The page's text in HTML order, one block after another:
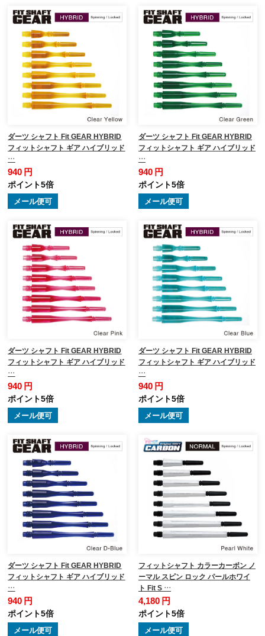
ダーツ シャフト Fit GEAR HYBRID
フィットシャフト ギア ハイブリッド
…
940 円
ポイント5倍
メール便可
ダーツ シャフト Fit GEAR HYBRID
フィットシャフト ギア ハイブリッド
…
940 円
ポイント5倍
メール便可
ダーツ シャフト Fit GEAR HYBRID
フィットシャフト ギア ハイブリッド
…
940 円
ポイント5倍
メール便可
ダーツ シャフト Fit GEAR HYBRID
フィットシャフト ギア ハイブリッド
…
940 円
ポイント5倍
メール便可
ダーツ シャフト Fit GEAR HYBRID
フィットシャフト ギア ハイブリッド
…
940 円
ポイント5倍
メール便可
フィットシャフト カラーカーボン ノ
ーマル スピン ロック パールホワイ
ト Fit S …
4,180 円
ポイント5倍
メール便可